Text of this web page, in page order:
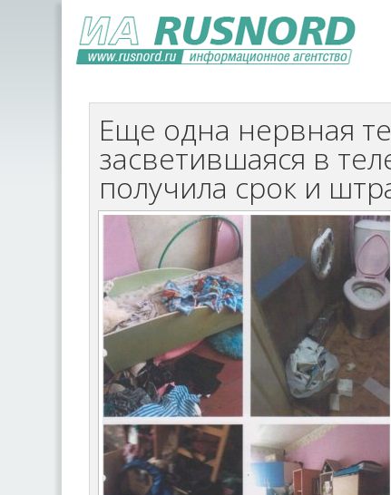
Еще одна нервная
засветившаяся в
получила срок и